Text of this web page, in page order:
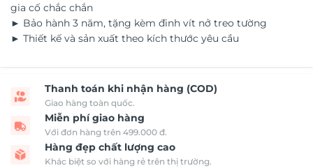
gia cố chắc chắn
► Bảo hành 3 năm, tặng kèm đinh vít nở treo tường
► Thiết kế và sản xuất theo kích thước yêu cầu
Thanh toán khi nhận hàng (COD)
Giao hàng toàn quốc.
Miễn phí giao hàng
Với đơn hàng trên 499.000 đ.
Hàng đẹp chất lượng cao
Khác biệt so với hàng rẻ trên thị trường.